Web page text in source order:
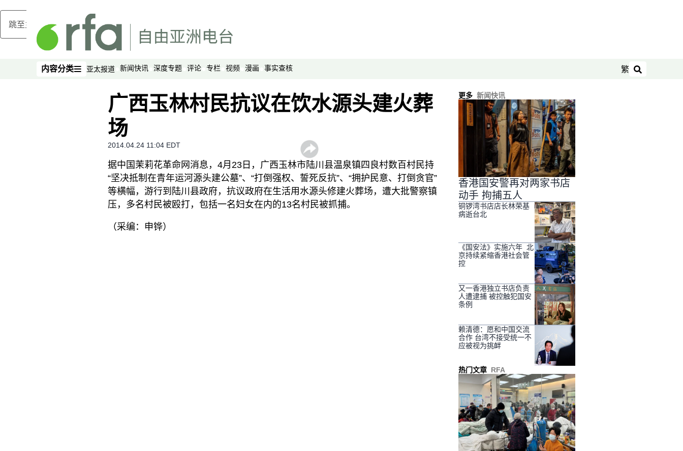
跳至主内容
内容分类
内容分类 亚太报道 新闻快讯 深度专题 评论 专栏 视频 漫画 事实查核 繁
搜索
夜话中南海
新移民
西藏纵览
解读新疆
财经时时听
评论
广西玉林村民抗议在饮水源头建火葬
场
2014.04.24 11:04 EDT
据中国茉莉花革命网消息，4月23日，广西玉林市陆川县温泉镇四良村数百村民持
“坚决抵制在青年运河源头建公墓”、“打倒强权、誓死反抗”、“拥护民意、打倒贪官”
等横幅，游行到陆川县政府，抗议政府在生活用水源头修建火葬场，遭大批警察镇
压，多名村民被殴打，包括一名妇女在内的13名村民被抓捕。
（采编：申铧）
更多 新闻快讯
香港国安警再对两家书店
动手 拘捕五人
铜锣湾书店店长林荣基
病逝台北
《国安法》实施六年 北
京持续紧缩香港社会管
控
又一香港独立书店负责
人遭逮捕 被控触犯国安
条例
赖清德：愿和中国交流
合作 台湾不接受统一不
应被视为挑衅
热门文章 RFA